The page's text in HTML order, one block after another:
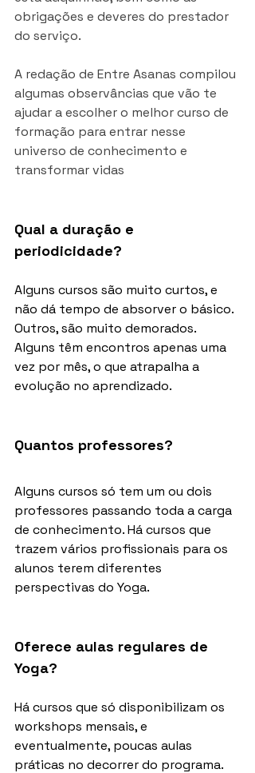
obrigações e deveres do prestador
do serviço.
A redação de Entre Asanas compilou
algumas observâncias que vão te
ajudar a escolher o melhor curso de
formação para entrar nesse
universo de conhecimento e
transformar vidas
Qual a duração e
periodicidade?
Alguns cursos são muito curtos, e
não dá tempo de absorver o básico.
Outros, são muito demorados.
Alguns têm encontros apenas uma
vez por mês, o que atrapalha a
evolução no aprendizado.
Quantos professores?
Alguns cursos só tem um ou dois
professores passando toda a carga
de conhecimento. Há cursos que
trazem vários profissionais para os
alunos terem diferentes
perspectivas do Yoga.
Oferece aulas regulares de
Yoga?
Há cursos que só disponibilizam os
workshops mensais, e
eventualmente, poucas aulas
práticas no decorrer do programa.